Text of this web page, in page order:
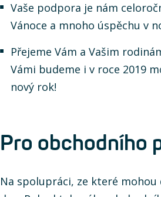
Vaše podpora je nám
Vánoce a mnoho úspěchu v
Přejeme Vám a Vašim
Vámi budeme i v roce 2019
nový rok!
Pro obchodního
Na spolupráci, ze které